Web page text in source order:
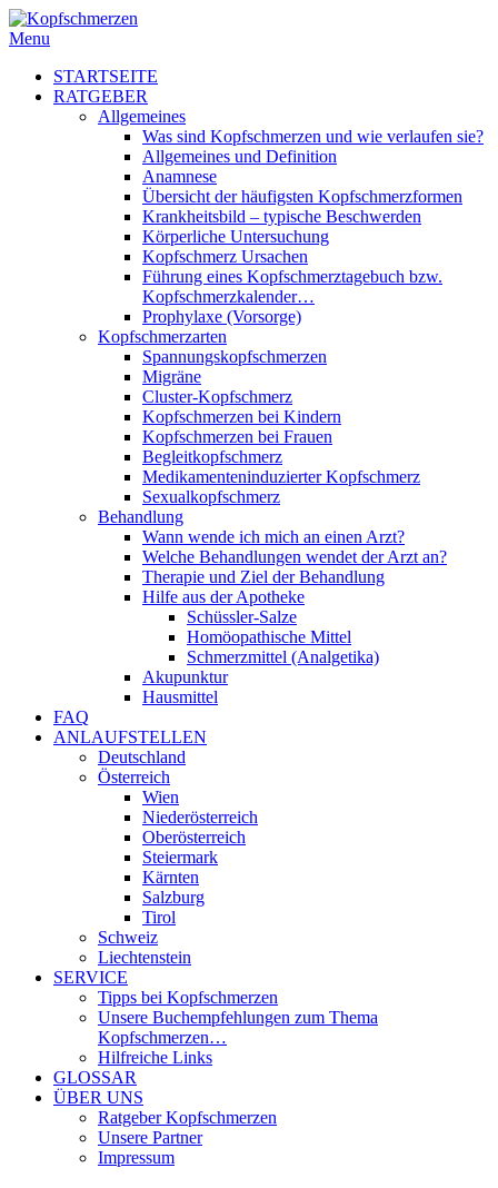
Menu
STARTSEITE
RATGEBER
Allgemeines
Was sind Kopfschmerzen und wie verlaufen sie?
Allgemeines und Definition
Anamnese
Übersicht der häufigsten Kopfschmerzformen
Krankheitsbild – typische Beschwerden
Körperliche Untersuchung
Kopfschmerz Ursachen
Führung eines Kopfschmerztagebuch bzw.
Kopfschmerzkalender…
Prophylaxe (Vorsorge)
Kopfschmerzarten
Spannungskopfschmerzen
Migräne
Cluster-Kopfschmerz
Kopfschmerzen bei Kindern
Kopfschmerzen bei Frauen
Begleitkopfschmerz
Medikamenteninduzierter Kopfschmerz
Sexualkopfschmerz
Behandlung
Wann wende ich mich an einen Arzt?
Welche Behandlungen wendet der Arzt an?
Therapie und Ziel der Behandlung
Hilfe aus der Apotheke
Schüssler-Salze
Homöopathische Mittel
Schmerzmittel (Analgetika)
Akupunktur
Hausmittel
FAQ
ANLAUFSTELLEN
Deutschland
Österreich
Wien
Niederösterreich
Oberösterreich
Steiermark
Kärnten
Salzburg
Tirol
Schweiz
Liechtenstein
SERVICE
Tipps bei Kopfschmerzen
Unsere Buchempfehlungen zum Thema
Kopfschmerzen…
Hilfreiche Links
GLOSSAR
ÜBER UNS
Ratgeber Kopfschmerzen
Unsere Partner
Impressum